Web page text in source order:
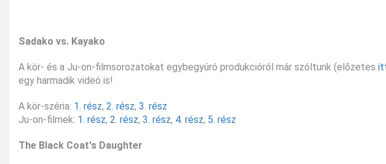
Sadako vs. Kayako
A kör- és a Ju-on-filmsorozatokat egybegyúró produkcióról már szóltunk (előzetes
egy harmadik videó is!
A kör-széria: 1. rész, 2. rész, 3. rész
Ju-on-filmek: 1. rész, 2. rész, 3. rész, 4. rész, 5. rész
The Black Coat's Daughter